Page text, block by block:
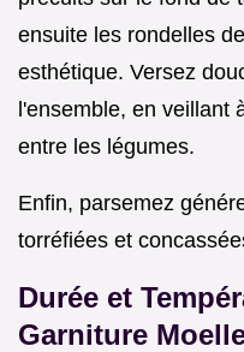
ensuite les rondelles
esthétique. Versez
l'ensemble, en veillant
entre les légumes.
Enfin, parsemez
torréfiées et
Durée et
Garniture